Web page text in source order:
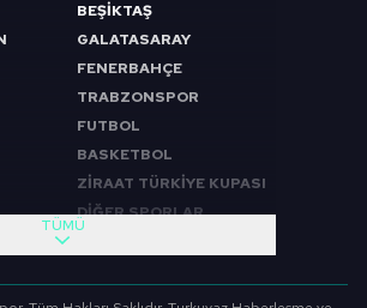
BEŞİKTAŞ
GALATASARAY
FENERBAHÇE
TRABZONSPOR
FUTBOL
BASKETBOL
ZİRAAT TÜRKİYE KUPASI
DİĞER SPORLAR
FUTBOL
TÜMÜ